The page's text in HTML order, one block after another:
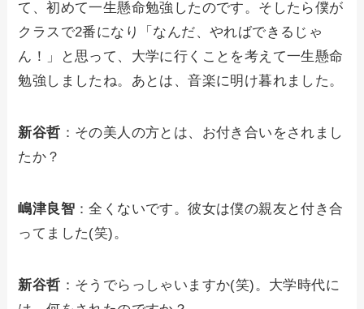
て、初めて一生懸命勉強したのです。そしたら僕が
クラスで2番になり「なんだ、やればできるじゃ
ん！」と思って、大学に行くことを考えて一生懸命
勉強しましたね。あとは、音楽に明け暮れました。
新谷哲 ：その美人の方とは、お付き合いをされまし
たか？
嶋津良智 ：全くないです。彼女は僕の親友と付き合
ってました(笑)。
新谷哲 ：そうでらっしゃいますか(笑)。大学時代に